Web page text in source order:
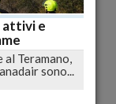
in Friuli
a Mozzano
un masso
attivi e
al Teramano,
sono...